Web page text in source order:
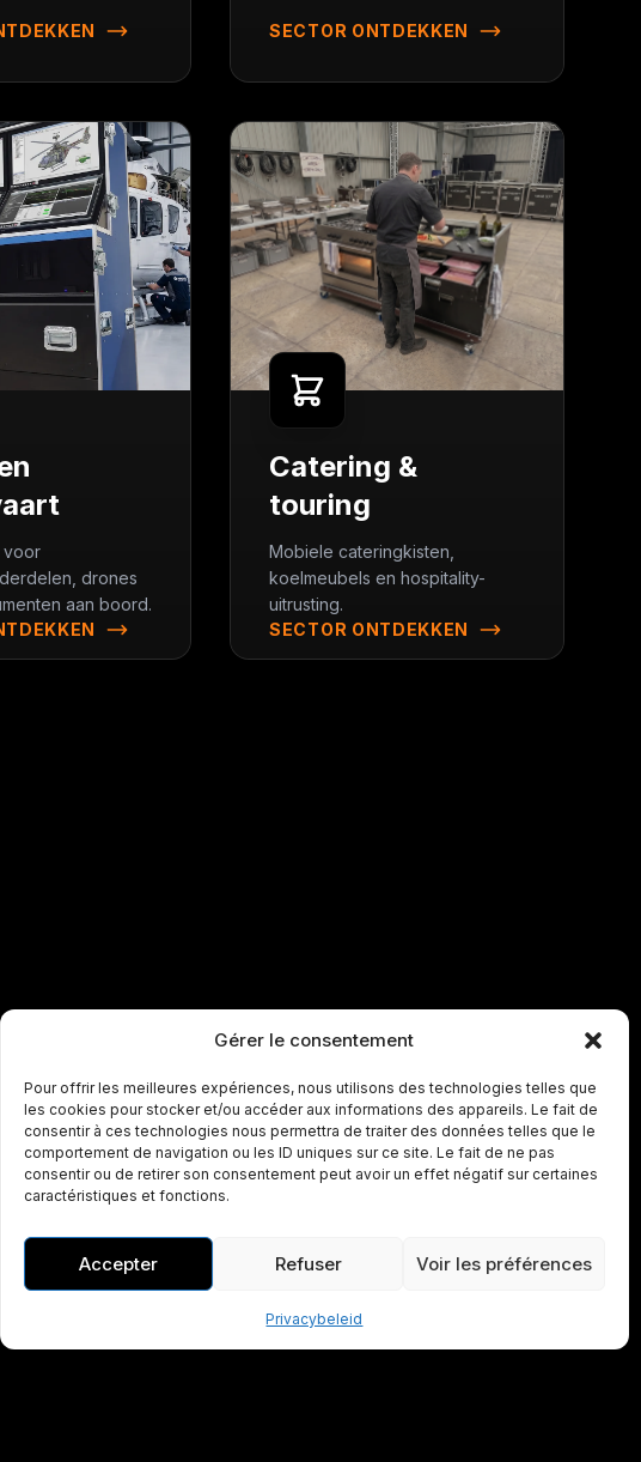
Gérer le consentement
Pour offrir les meilleures expériences, nous utilisons des technologies telles que
les cookies pour stocker et/ou accéder aux informations des appareils. Le fait de
consentir à ces technologies nous permettra de traiter des données telles que le
comportement de navigation ou les ID uniques sur ce site. Le fait de ne pas
consentir ou de retirer son consentement peut avoir un effet négatif sur certaines
caractéristiques et fonctions.
Accepter Refuser Voir les préférences
Privacybeleid
SECTOR ONTDEKKEN
voor
drones
aan boord.
Catering &
touring
Mobiele cateringkisten,
koelmeubels en hospitality-
uitrusting.
SECTOR ONTDEKKEN